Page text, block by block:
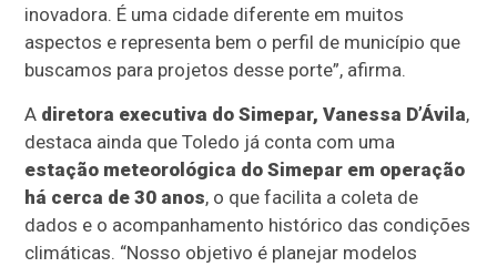
inovadora. É uma cidade diferente em muitos
aspectos e representa bem o perfil de município que
buscamos para projetos desse porte”, afirma.
A diretora executiva do Simepar, Vanessa D’Ávila,
destaca ainda que Toledo já conta com uma
estação meteorológica do Simepar em operação
há cerca de 30 anos, o que facilita a coleta de
dados e o acompanhamento histórico das condições
climáticas. “Nosso objetivo é planejar modelos